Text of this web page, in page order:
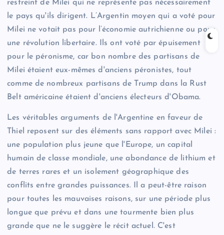
restreint de Milei qui ne représente pas nécessairement
le pays qu'ils dirigent. L’Argentin moyen qui a voté pour
Milei ne votait pas pour l’économie autrichienne ou pour
une révolution libertaire. Ils ont voté par épuisement
pour le péronisme, car bon nombre des partisans de
Milei étaient eux-mêmes d'anciens péronistes, tout
comme de nombreux partisans de Trump dans la Rust
Belt américaine étaient d'anciens électeurs d'Obama.
Les véritables arguments de l'Argentine en faveur de
Thiel reposent sur des éléments sans rapport avec Milei :
une population plus jeune que l'Europe, un capital
humain de classe mondiale, une abondance de lithium et
de terres rares et un isolement géographique des
conflits entre grandes puissances. Il a peut-être raison
pour toutes les mauvaises raisons, sur une période plus
longue que prévu et dans une tourmente bien plus
grande que ne le suggère le récit actuel. C'est